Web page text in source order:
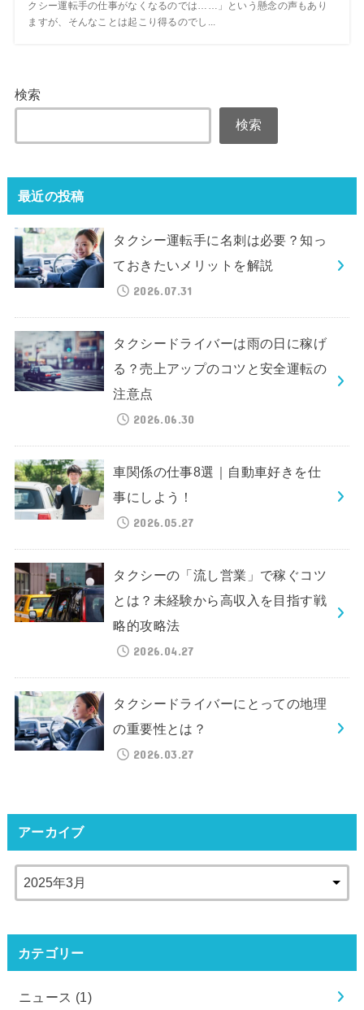
クシー運転手の仕事がなくなるのでは……」という懸念の声もあり
ますが、そんなことは起こり得るのでし...
検索
検索
最近の投稿
タクシー運転手に名刺は必要？知っ
ておきたいメリットを解説
2026.07.31
タクシードライバーは雨の日に稼げ
る？売上アップのコツと安全運転の
注意点
2026.06.30
車関係の仕事8選｜自動車好きを仕
事にしよう！
2026.05.27
タクシーの「流し営業」で稼ぐコツ
とは？未経験から高収入を目指す戦
略的攻略法
2026.04.27
タクシードライバーにとっての地理
の重要性とは？
2026.03.27
アーカイブ
カテゴリー
ニュース (1)